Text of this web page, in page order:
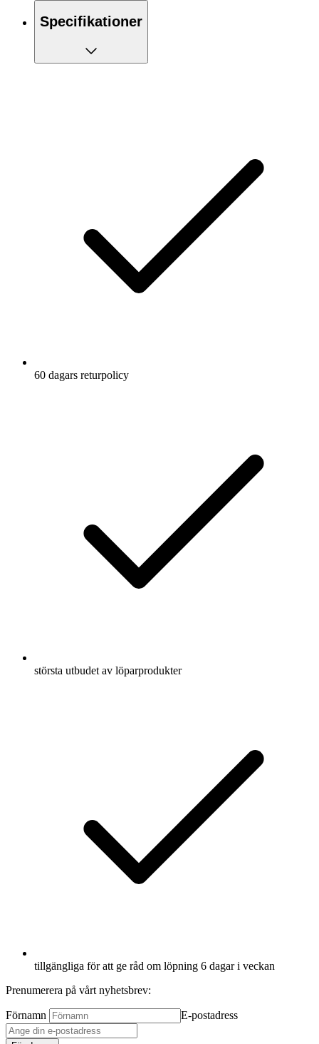
Tights för optimal rörelsefrihet
Strömlinjeformat Adiflex-tyg med LYCRA®
ADAPTIV™ för optimal passform
En bakficka med dragkedja för förvaring av dina
mindre nödvändigheter
Specifikationer
60 dagars returpolicy
största utbudet av löparprodukter
tillgängliga för att ge råd om löpning 6 dagar i veckan
Prenumerera på vårt nyhetsbrev:
Förnamn E-postadress